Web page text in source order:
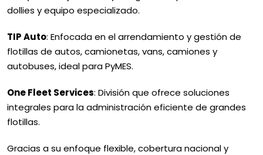
dollies y equipo especializado.
TIP Auto: Enfocada en el arrendamiento y gestión de
flotillas de autos, camionetas, vans, camiones y
autobuses, ideal para PyMES.
One Fleet Services: División que ofrece soluciones
integrales para la administración eficiente de grandes
flotillas.
Gracias a su enfoque flexible, cobertura nacional y